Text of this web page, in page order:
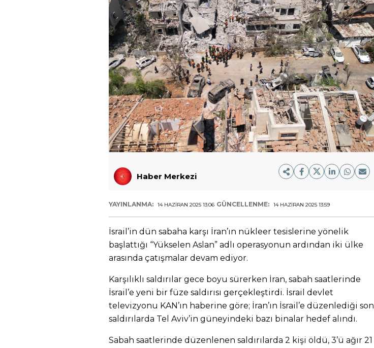
Haber Merkezi
YAYINLANMA: 14 HAZIRAN 2025 13:06 GÜNCELLENME: 14 HAZIRAN 2025 13:59
İsrail’in dün sabaha karşı İran’ın nükleer tesislerine yönelik
başlattığı “Yükselen Aslan” adlı operasyonun ardından iki ülke
arasında çatışmalar devam ediyor.
Karşılıklı saldırılar gece boyu sürerken İran, sabah saatlerinde
İsrail’e yeni bir füze saldırısı gerçekleştirdi. İsrail devlet
televizyonu KAN’ın haberine göre; İran’ın İsrail’e düzenlediği son
saldırılarda Tel Aviv’in güneyindeki bazı binalar hedef alındı.
Sabah saatlerinde düzenlenen saldırılarda 2 kişi öldü, 3’ü ağır 21